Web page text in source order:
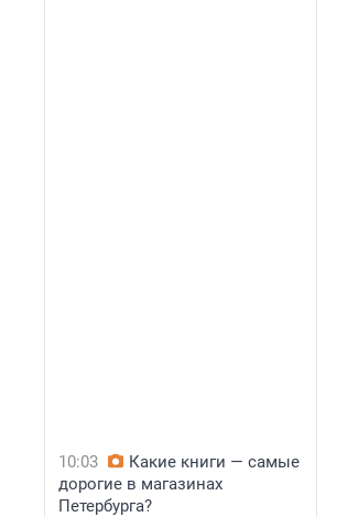
10:03
Какие книги — самые
дорогие в магазинах
Петербурга?